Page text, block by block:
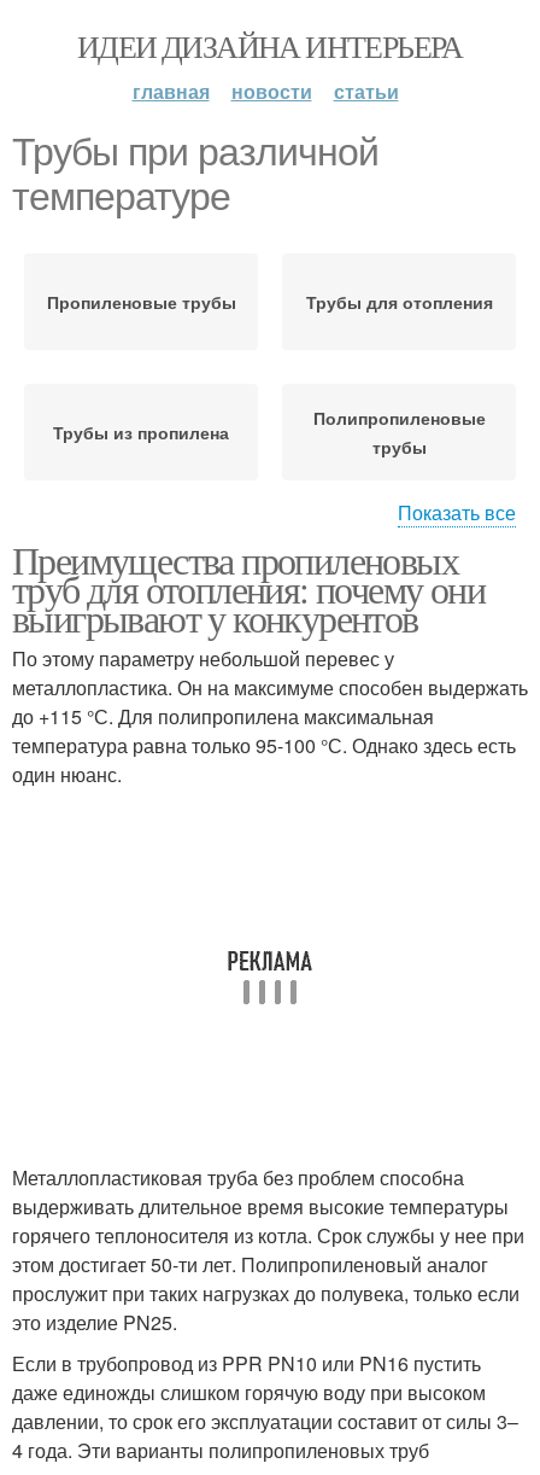
ИДЕИ ДИЗАЙНА ИНТЕРЬЕРА
главная новости статьи
Трубы при различной
температуре
Пропиленовые трубы Трубы для отопления
Трубы из пропилена
Полипропиленовые
трубы
эксплуатации
системах
Стальные трубы
Показать все
Преимущества пропиленовых
труб для отопления: почему они
выигрывают у конкурентов
По этому параметру небольшой перевес у
металлопластика. Он на максимуме способен выдержать
до +115 °С. Для полипропилена максимальная
температура равна только 95-100 °С. Однако здесь есть
один нюанс.
Металлопластиковая труба без проблем способна
выдерживать длительное время высокие температуры
горячего теплоносителя из котла. Срок службы у нее при
этом достигает 50-ти лет. Полипропиленовый аналог
прослужит при таких нагрузках до полувека, только если
это изделие PN25.
Если в трубопровод из PPR PN10 или PN16 пустить
даже единожды слишком горячую воду при высоком
давлении, то срок его эксплуатации составит от силы 3–
4 года. Эти варианты полипропиленовых труб